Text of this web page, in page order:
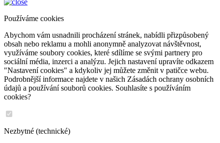
Používáme cookies
Abychom vám usnadnili procházení stránek, nabídli přizpůsobený
obsah nebo reklamu a mohli anonymně analyzovat návštěvnost,
využíváme soubory cookies, které sdílíme se svými partnery pro
sociální média, inzerci a analýzu. Jejich nastavení upravíte odkazem
"Nastavení cookies" a kdykoliv jej můžete změnit v patičce webu.
Podrobnější informace najdete v našich Zásadách ochrany osobních
údajů a používání souborů cookies. Souhlasíte s používáním
cookies?
Nezbytné (technické)